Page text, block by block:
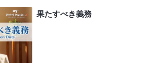
、問題について誰とも話し合わ
身に背負い、同労者を単なる飾
です。常に1人で行動し、誰と
きについて他の誰とも話し合っ
果たすべき義務